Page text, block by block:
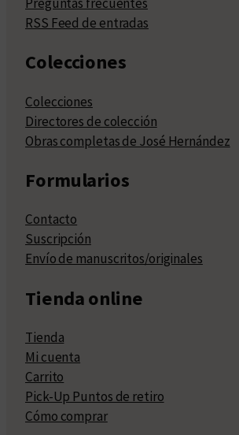
RSS Feed de entradas
Colecciones
Colecciones
Directores de colección
Obras completas de José Hernández
Formularios
Contacto
Suscripción
Envío de manuscritos/originales
Tienda online
Tienda
Mi cuenta
Carrito
Pick-Up Puntos de retiro
Cómo comprar